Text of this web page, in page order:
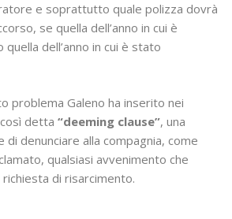
e soprattutto quale polizza dovrà
se quella dell’anno in cui è
quella dell’anno in cui è stato
problema Galeno ha inserito nei
detta “deeming clause”, una
di denunciare alla compagnia, come
qualsiasi avvenimento che
di risarcimento.